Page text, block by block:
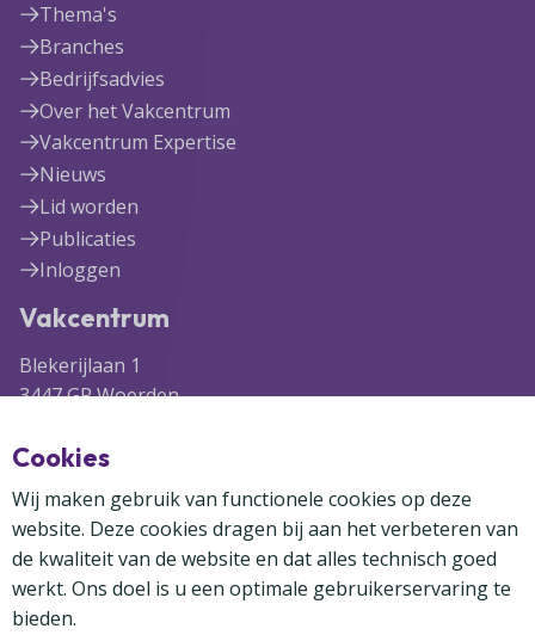
Thema's
Branches
Bedrijfsadvies
Over het Vakcentrum
Vakcentrum Expertise
Nieuws
Lid worden
Publicaties
Inloggen
Vakcentrum
Blekerijlaan 1
3447 GR Woerden
info@vakcentrum.nl
Cookies
Wij maken gebruik van functionele cookies op deze
website. Deze cookies dragen bij aan het verbeteren van
de kwaliteit van de website en dat alles technisch goed
werkt. Ons doel is u een optimale gebruikerservaring te
bieden.